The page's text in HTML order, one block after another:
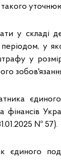
такого
у складі
у
у
фінансів
№ 57).